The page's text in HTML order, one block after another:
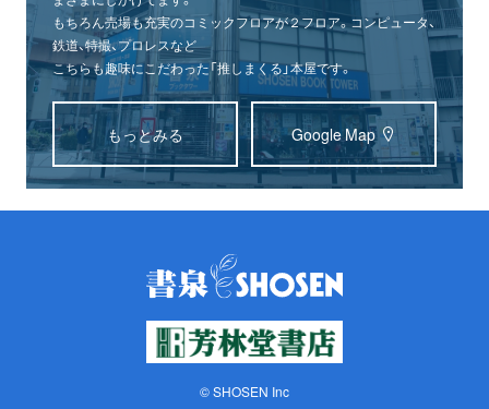
もちろん売場も充実のコミックフロアが２フロア。コンピュータ、
鉄道、特撮、プロレスなど
こちらも趣味にこだわった「推しまくる」本屋です。
もっとみる Google Map
© SHOSEN Inc
書泉グランデ